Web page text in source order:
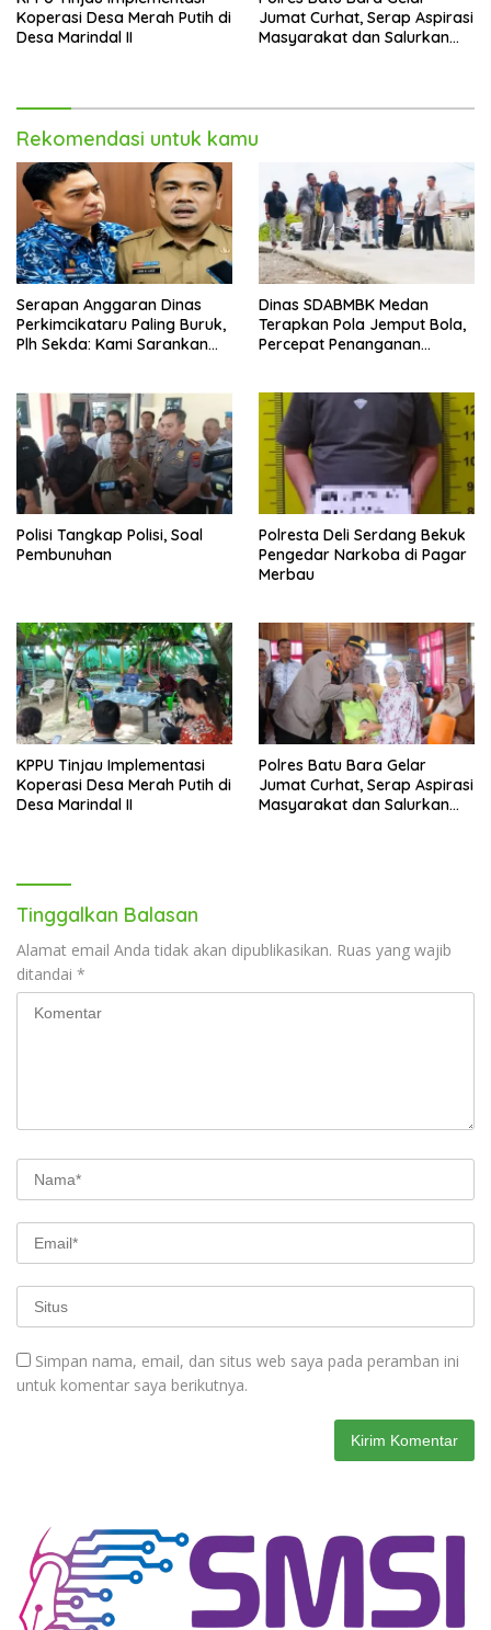
Koperasi Desa Merah Putih di
Desa Marindal II
Jumat Curhat, Serap Aspirasi
Masyarakat dan Salurkan
Rekomendasi untuk kamu
Serapan Anggaran Dinas
Perkimcikataru Paling Buruk,
Plh Sekda: Kami Sarankan
Dinas SDABMBK Medan
Terapkan Pola Jemput Bola,
Percepat Penanganan
Polisi Tangkap Polisi, Soal
Pembunuhan
Polresta Deli Serdang Bekuk
Pengedar Narkoba di Pagar
Merbau
KPPU Tinjau Implementasi
Koperasi Desa Merah Putih di
Desa Marindal II
Polres Batu Bara Gelar
Jumat Curhat, Serap Aspirasi
Masyarakat dan Salurkan
Tinggalkan Balasan
Alamat email Anda tidak akan dipublikasikan. Ruas yang wajib
ditandai *
Simpan nama, email, dan situs web saya pada peramban ini
untuk komentar saya berikutnya.